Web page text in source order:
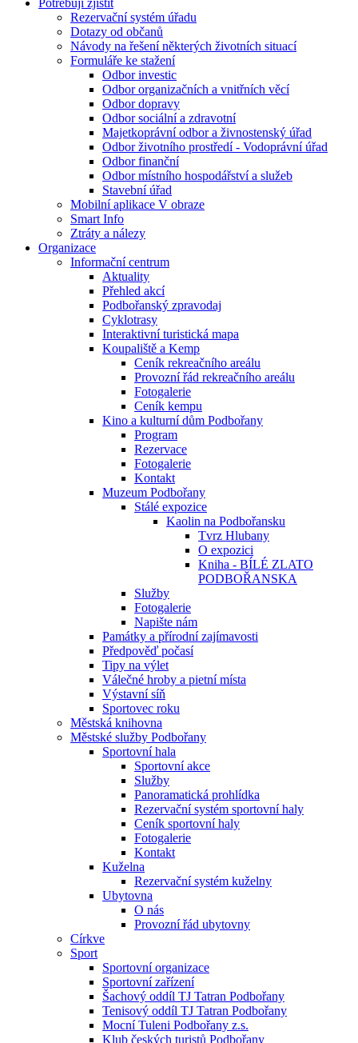
Potřebuji zjistit
Rezervační systém úřadu
Dotazy od občanů
Návody na řešení některých životních situací
Formuláře ke stažení
Odbor investic
Odbor organizačních a vnitřních věcí
Odbor dopravy
Odbor sociální a zdravotní
Majetkoprávní odbor a živnostenský úřad
Odbor životního prostředí - Vodoprávní úřad
Odbor finanční
Odbor místního hospodářství a služeb
Stavební úřad
Mobilní aplikace V obraze
Smart Info
Ztráty a nálezy
Organizace
Informační centrum
Aktuality
Přehled akcí
Podbořanský zpravodaj
Cyklotrasy
Interaktivní turistická mapa
Koupaliště a Kemp
Ceník rekreačního areálu
Provozní řád rekreačního areálu
Fotogalerie
Ceník kempu
Kino a kulturní dům Podbořany
Program
Rezervace
Fotogalerie
Kontakt
Muzeum Podbořany
Stálé expozice
Kaolin na Podbořansku
Tvrz Hlubany
O expozici
Kniha - BÍLÉ ZLATO
PODBOŘANSKA
Služby
Fotogalerie
Napište nám
Památky a přírodní zajímavosti
Předpověď počasí
Tipy na výlet
Válečné hroby a pietní místa
Výstavní síň
Sportovec roku
Městská knihovna
Městské služby Podbořany
Sportovní hala
Sportovní akce
Služby
Panoramatická prohlídka
Rezervační systém sportovní haly
Ceník sportovní haly
Fotogalerie
Kontakt
Kuželna
Rezervační systém kuželny
Ubytovna
O nás
Provozní řád ubytovny
Církve
Sport
Sportovní organizace
Sportovní zařízení
Šachový oddíl TJ Tatran Podbořany
Tenisový oddíl TJ Tatran Podbořany
Mocní Tuleni Podbořany z.s.
Klub českých turistů Podbořany